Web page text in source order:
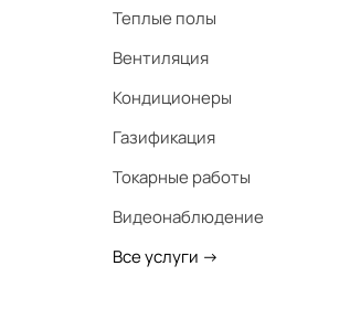
Теплые полы
Вентиляция
Кондиционеры
Газификация
Токарные работы
Видеонаблюдение
Все услуги ->